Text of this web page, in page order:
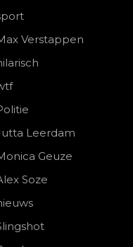
Verstappen
Leerdam
Geuze
Soze